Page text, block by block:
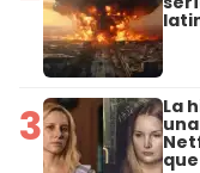
3 La